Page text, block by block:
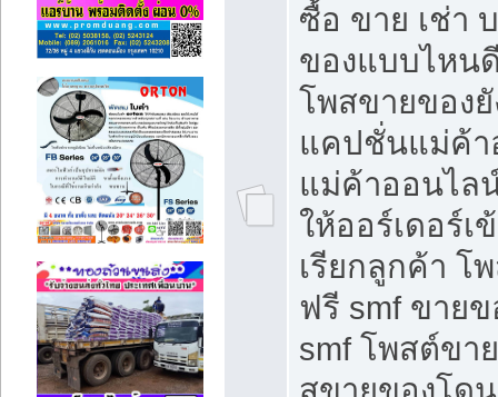
ซื้อ ขาย เช่า
ของแบบไหน
โพสขายของยั
แคปชั่นแม่ค้
แม่ค้าออนไล
ให้ออร์เดอร์เ
เรียกลูกค้า โ
ฟรี smf ขาย
smf โพสต์ขา